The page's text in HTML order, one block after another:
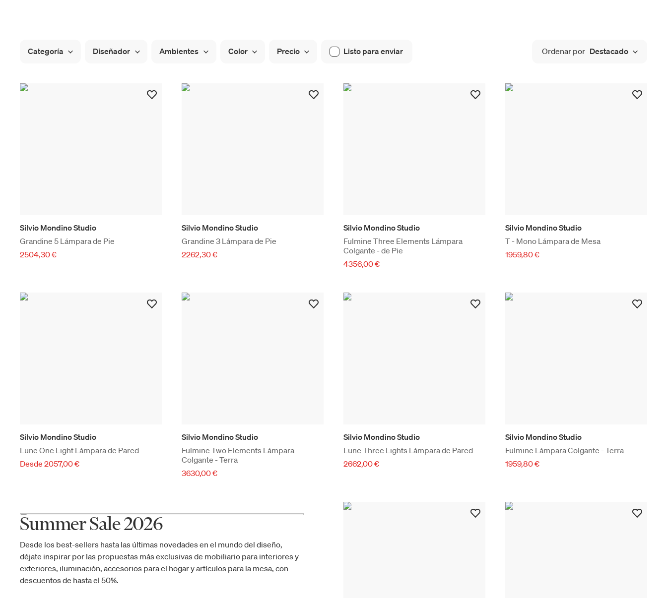
Categoría Diseñador Ambientes Color Precio Listo para enviar Ordenar por Destacado
Silvio Mondino Studio
Grandine 5 Lámpara de Pie
2504,30 €
Silvio Mondino Studio
Grandine 3 Lámpara de Pie
2262,30 €
Silvio Mondino Studio
Fulmine Three Elements Lámpara
Colgante - de Pie
4356,00 €
Silvio Mondino Studio
T - Mono Lámpara de Mesa
1959,80 €
Silvio Mondino Studio
Lune One Light Lámpara de Pared
Desde 2057,00 €
Silvio Mondino Studio
Fulmine Two Elements Lámpara
Colgante - Terra
3630,00 €
Silvio Mondino Studio
Lune Three Lights Lámpara de Pared
2662,00 €
Silvio Mondino Studio
Fulmine Lámpara Colgante - Terra
1959,80 €
Summer Sale 2026
Desde los best-sellers hasta las últimas novedades en el mundo del diseño,
déjate inspirar por las propuestas más exclusivas de mobiliario para interiores y
exteriores, iluminación, accesorios para el hogar y artículos para la mesa, con
descuentos de hasta el 50%.